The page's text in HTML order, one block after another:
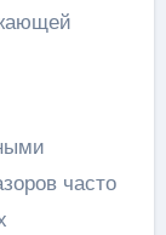
часто